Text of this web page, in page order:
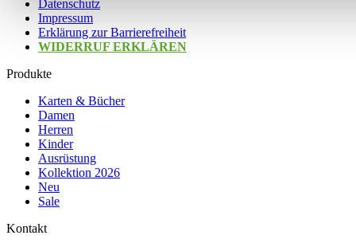
Datenschutz
Impressum
Erklärung zur Barrierefreiheit
WIDERRUF ERKLÄREN
Produkte
Karten & Bücher
Damen
Herren
Kinder
Ausrüstung
Kollektion 2026
Neu
Sale
Kontakt